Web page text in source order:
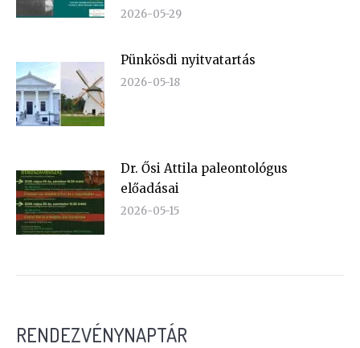
2026-05-29
Pünkösdi nyitvatartás
2026-05-18
Dr. Ősi Attila paleontológus
előadásai
2026-05-15
RENDEZVÉNYNAPTÁR